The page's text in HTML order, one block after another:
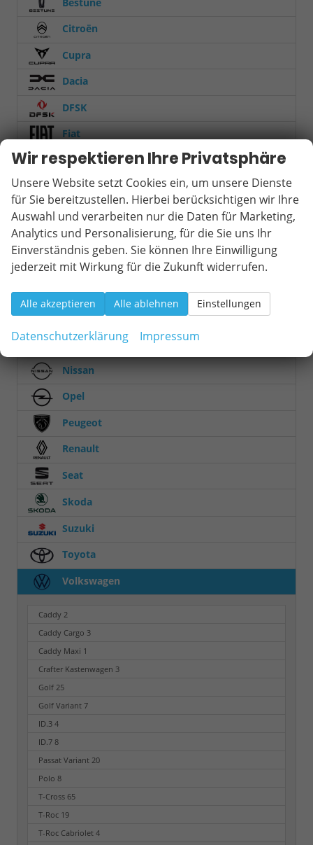
Citroën
Cupra
Dacia
DFSK
Fiat
Ford
Hyundai
Jeep
KGM
Kia
Mercedes-Benz
MINI
Mitsubishi
Nissan
Opel
Peugeot
Renault
Seat
Skoda
Suzuki
Toyota
Volkswagen
Caddy 2
Caddy Cargo 3
Caddy Maxi 1
Crafter Kastenwagen 3
Golf 25
Golf Variant 7
ID.3 4
ID.7 8
Passat Variant 20
Polo 8
T-Cross 65
T-Roc 19
T-Roc Cabriolet 4
Wir respektieren Ihre Privatsphäre
Unsere Website setzt Cookies ein, um unsere Dienste
für Sie bereitzustellen. Hierbei berücksichtigen wir Ihre
Auswahl und verarbeiten nur die Daten für Marketing,
Analytics und Personalisierung, für die Sie uns Ihr
Einverständnis geben. Sie können Ihre Einwilligung
jederzeit mit Wirkung für die Zukunft widerrufen.
Alle akzeptieren Alle ablehnen Einstellungen
Datenschutzerklärung Impressum